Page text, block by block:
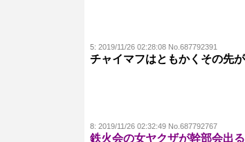
5: 2019/11/26 02:28:08 No.687792391
チャイマフはともかくその先
8: 2019/11/26 02:32:49 No.687792767
鉄火会の女ヤクザが幹部会出